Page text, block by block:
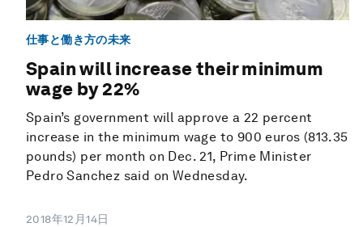
仕事と働き方の未来
Spain will increase their minimum
wage by 22%
Spain’s government will approve a 22 percent
increase in the minimum wage to 900 euros (813.35
pounds) per month on Dec. 21, Prime Minister
Pedro Sanchez said on Wednesday.
2018年12月14日